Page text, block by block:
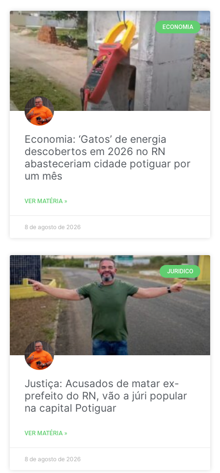
ECONOMIA
Economia: ‘Gatos’ de energia
descobertos em 2026 no RN
abasteceriam cidade potiguar por
um mês
VER MATÉRIA »
8 de agosto de 2026
JURIDICO
Justiça: Acusados de matar ex-
prefeito do RN, vão a júri popular
na capital Potiguar
VER MATÉRIA »
8 de agosto de 2026